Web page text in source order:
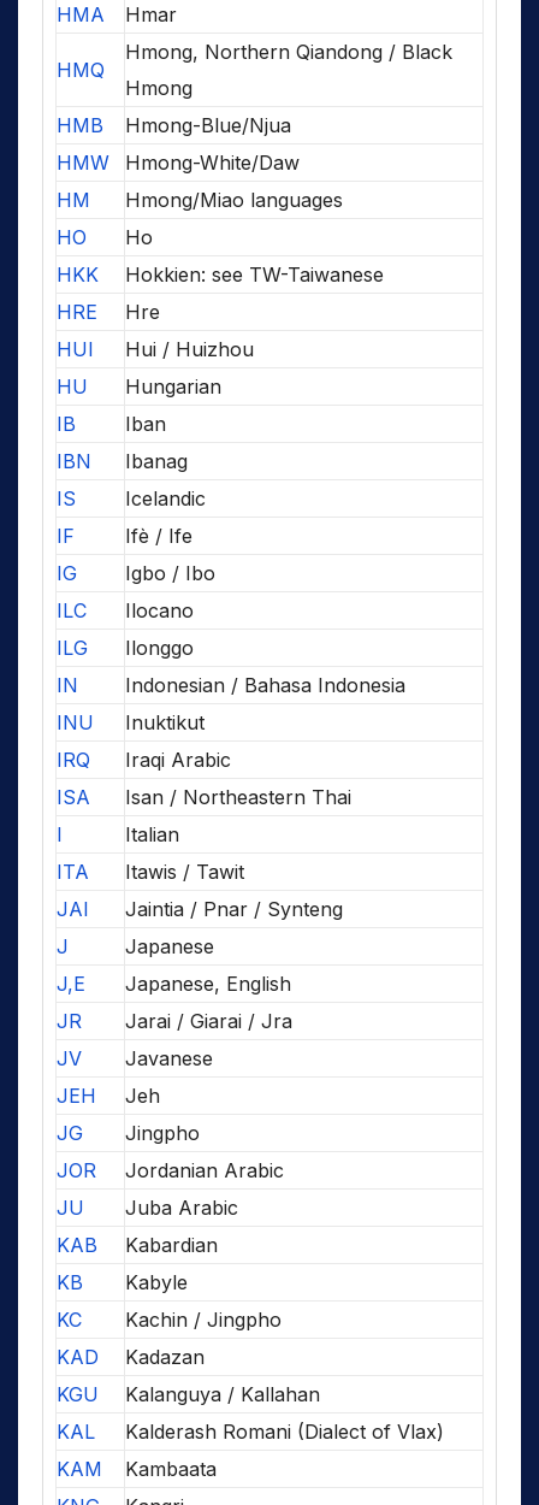
HMA
Hmar
HMQ
Hmong, Northern Qiandong / Black
Hmong
HMB
Hmong-Blue/Njua
HMW
Hmong-White/Daw
HM
Hmong/Miao languages
HO
Ho
HKK
Hokkien: see TW-Taiwanese
HRE
Hre
HUI
Hui / Huizhou
HU
Hungarian
IB
Iban
IBN
Ibanag
IS
Icelandic
IF
Ifè / Ife
IG
Igbo / Ibo
ILC
Ilocano
ILG
Ilonggo
IN
Indonesian / Bahasa Indonesia
INU
Inuktikut
IRQ
Iraqi Arabic
ISA
Isan / Northeastern Thai
I
Italian
ITA
Itawis / Tawit
JAI
Jaintia / Pnar / Synteng
J
Japanese
J,E
Japanese, English
JR
Jarai / Giarai / Jra
JV
Javanese
JEH
Jeh
JG
Jingpho
JOR
Jordanian Arabic
JU
Juba Arabic
KAB
Kabardian
KB
Kabyle
KC
Kachin / Jingpho
KAD
Kadazan
KGU
Kalanguya / Kallahan
KAL
Kalderash Romani (Dialect of Vlax)
KAM
Kambaata